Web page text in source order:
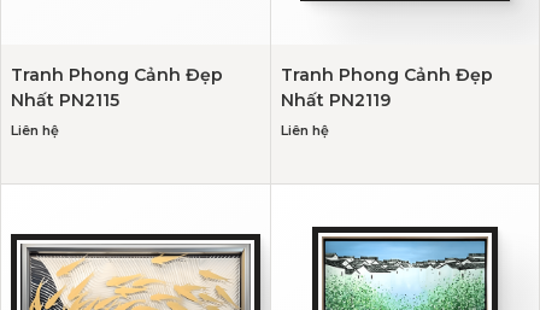
Tranh Phong Cảnh Đẹp
Nhất PN2115
Liên hệ
Tranh Phong Cảnh Đẹp
Nhất PN2119
Liên hệ